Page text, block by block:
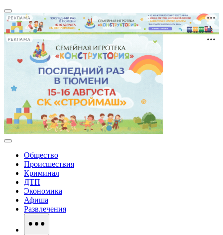
РЕКЛАМА
РЕКЛАМА
Общество
Происшествия
Криминал
ДТП
Экономика
Афиша
Развлечения